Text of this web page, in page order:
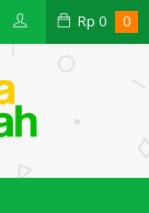
Rp 0 0